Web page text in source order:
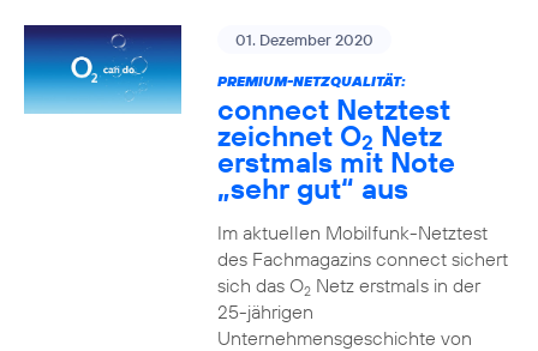
01. Dezember 2020
PREMIUM-NETZQUALITÄT:
connect Netztest
zeichnet O2 Netz
erstmals mit Note
„sehr gut“ aus
Im aktuellen Mobilfunk-Netztest
des Fachmagazins connect sichert
sich das O2Netz erstmals in der
25-jährigen
Unternehmensgeschichte von